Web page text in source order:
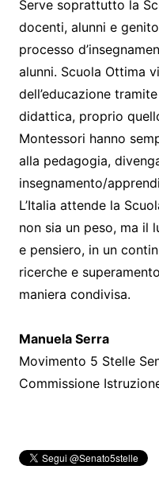
Serve soprattutto la
docenti, alunni e
processo
alunni. Scuola Ottima
dell’educazione
didattica, proprio
Montessori hanno
alla pedagogia,
insegnamento/
L’Italia attende la
non sia un peso, ma il
e pensiero, in un
ricerche e
maniera condivisa.
Manuela Serra
Movimento 5 Stelle
Commissione